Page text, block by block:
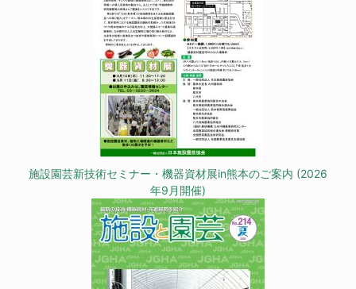
施設園芸新技術セミナー・機器資材展in熊本のご案内 (2026
年9月開催)